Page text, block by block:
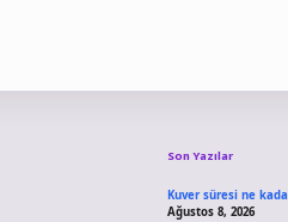
Son Yazılar
Kuver süresi ne
Ağustos 8, 2026